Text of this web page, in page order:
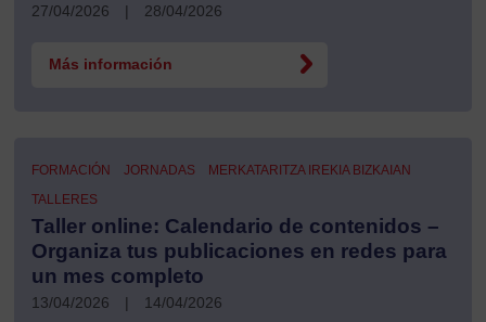
27/04/2026 | 28/04/2026
Más información
FORMACIÓN JORNADAS
MERKATARITZA IREKIA BIZKAIAN
TALLERES
Taller online: Calendario de contenidos –
Organiza tus publicaciones en redes para
un mes completo
13/04/2026 | 14/04/2026